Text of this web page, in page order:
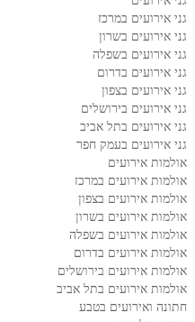
גני אירועים במרכז
גני אירועים בשרון
גני אירועים בשפלה
גני אירועים בדרום
גני אירועים בצפון
גני אירועים בירושלים
גני אירועים בתל אביב
גני אירועים בעמק חפר
אולמות אירועים
אולמות אירועים במרכז
אולמות אירועים בצפון
אולמות אירועים בשרון
אולמות אירועים בשפלה
אולמות אירועים בדרום
אולמות אירועים בירושלים
אולמות אירועים בתל אביב
חתונה ואירועים בטבע